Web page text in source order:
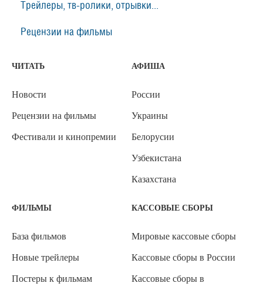
Трейлеры, тв-ролики, отрывки...
Рецензии на фильмы
ЧИТАТЬ
Новости
Рецензии на фильмы
Фестивали и кинопремии
АФИША
России
Украины
Белорусии
Узбекистана
Казахстана
ФИЛЬМЫ
База фильмов
Новые трейлеры
Постеры к фильмам
КАССОВЫЕ СБОРЫ
Мировые кассовые сборы
Кассовые сборы в России
Кассовые сборы в